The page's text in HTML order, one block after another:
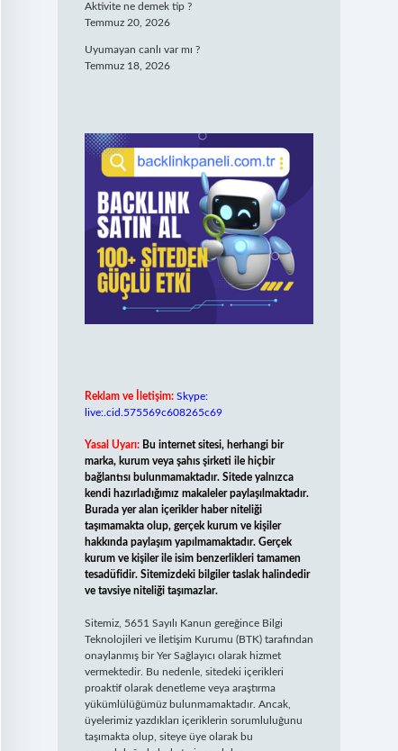
Aktivite ne demek tip ?
Temmuz 20, 2026
Uyumayan canlı var mı ?
Temmuz 18, 2026
Reklam ve İletişim: Skype:
live:.cid.575569c608265c69
Yasal Uyarı: Bu internet sitesi, herhangi bir
marka, kurum veya şahıs şirketi ile hiçbir
bağlantısı bulunmamaktadır. Sitede yalnızca
kendi hazırladığımız makaleler paylaşılmaktadır.
Burada yer alan içerikler haber niteliği
taşımamakta olup, gerçek kurum ve kişiler
hakkında paylaşım yapılmamaktadır. Gerçek
kurum ve kişiler ile isim benzerlikleri tamamen
tesadüfidir. Sitemizdeki bilgiler taslak halindedir
ve tavsiye niteliği taşımazlar.
Sitemiz, 5651 Sayılı Kanun gereğince Bilgi
Teknolojileri ve İletişim Kurumu (BTK) tarafından
onaylanmış bir Yer Sağlayıcı olarak hizmet
vermektedir. Bu nedenle, sitedeki içerikleri
proaktif olarak denetleme veya araştırma
yükümlülüğümüz bulunmamaktadır. Ancak,
üyelerimiz yazdıkları içeriklerin sorumluluğunu
taşımakta olup, siteye üye olarak bu